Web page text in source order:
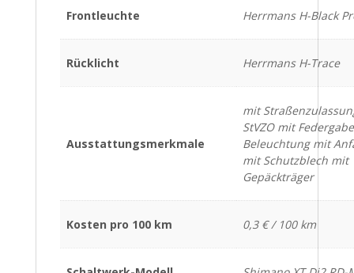
Frontleuchte Herrmans H-Black
Rücklicht Herrmans H-Trace
Ausstattungsmerkmale
mit
StVZO mit
Beleuchtung mit
mit Schutzblech mit
Gepäckträger
Kosten pro 100 km 0,3 € / 100 km